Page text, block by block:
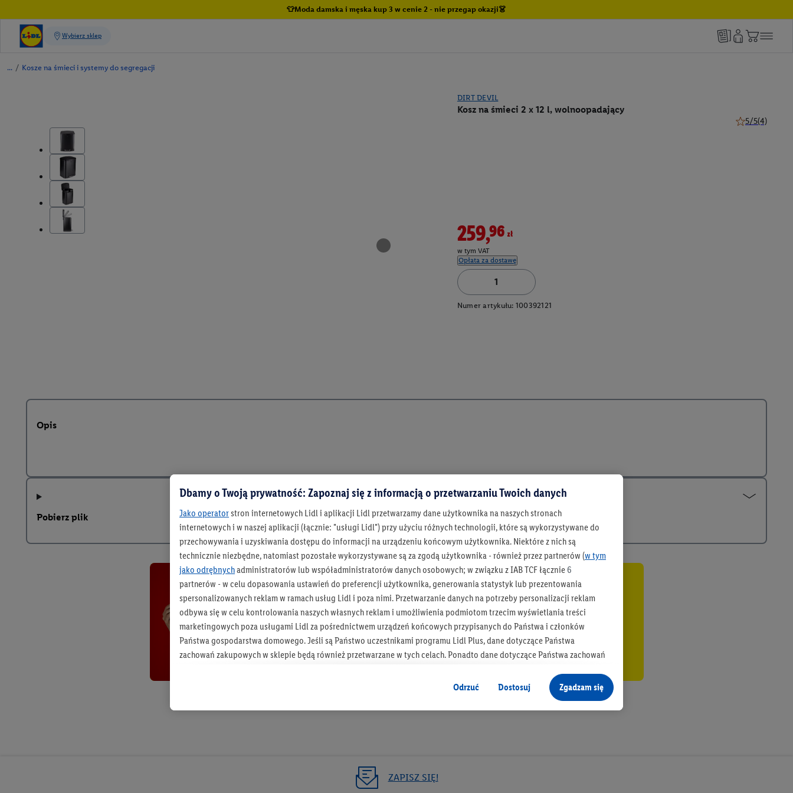
👕Moda damska i męska kup 3 w cenie 2 - nie przegap okazji👗
/ Kosze na śmieci i systemy do segregacji
DIRT DEVIL
Kosz na śmieci 2 x 12 l, wolnoopadający
5/5(4)
259,96zł
w tym VAT
Opłata za dostawę
Numer artykułu: 100392121
Opis
Pobierz plik
Bądź na bieżąco
Otrzymuj newsletter Lidla
Zapisz się!
ZAPISZ SIĘ!
Dbamy o Twoją prywatność: Zapoznaj się z informacją o przetwarzaniu Twoich danych
Jako operatorstron internetowych Lidl i aplikacji Lidl przetwarzamy dane użytkownika na naszych stronach
internetowych i w naszej aplikacji (łącznie: "usługi Lidl") przy użyciu różnych technologii, które są wykorzystywane do
przechowywania i uzyskiwania dostępu do informacji na urządzeniu końcowym użytkownika. Niektóre z nich są
technicznie niezbędne, natomiast pozostałe wykorzystywane są za zgodą użytkownika - również przez partnerów (w tym
jako odrębnychadministratorów lub współadministratorów danych osobowych; w związku z IAB TCF łącznie 6
partnerów - w celu dopasowania ustawień do preferencji użytkownika, generowania statystyk lub prezentowania
spersonalizowanych reklam w ramach usług Lidl i poza nimi. Przetwarzanie danych na potrzeby personalizacji reklam
odbywa się w celu kontrolowania naszych własnych reklam i umożliwienia podmiotom trzecim wyświetlania treści
marketingowych poza usługami Lidl za pośrednictwem urządzeń końcowych przypisanych do Państwa i członków
Państwa gospodarstwa domowego. Jeśli są Państwo uczestnikami programu Lidl Plus, dane dotyczące Państwa
zachowań zakupowych w sklepie będą również przetwarzane w tych celach. Ponadto dane dotyczące Państwa zachowań
jako niezależny administrator danych
Tworzenie spersonalizowanych reklam opiera się na generowaniu profili, które są również wzbogacane o dane z innych
końcowych w celu tworzenia grup docelowych (tzw. segmentów). W związku z personalizacją treści marketingowych,
przetwarzanie odbywa się również w celu pomiaru wydajności/skuteczności reklamy, badania grup docelowych,
Odrzuć Dostosuj Zgadzam się